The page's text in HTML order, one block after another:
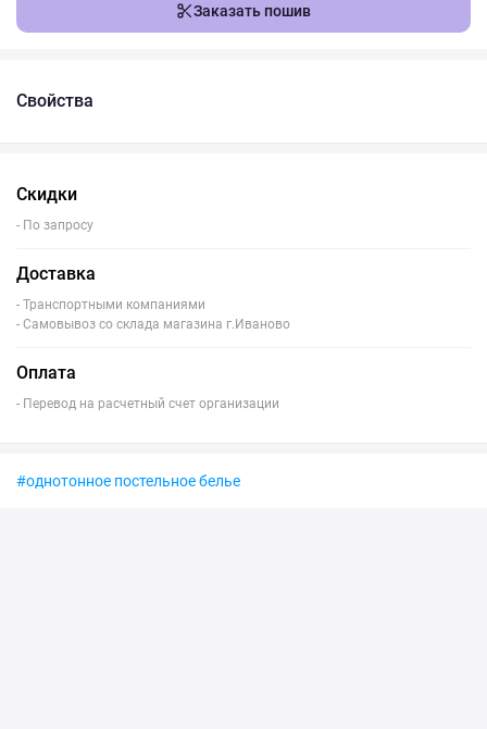
Заказать пошив
Свойства
Скидки
- По запросу
Доставка
- Транспортными компаниями
- Самовывоз со склада магазина г.Иваново
Оплата
- Перевод на расчетный счет организации
#однотонное постельное белье